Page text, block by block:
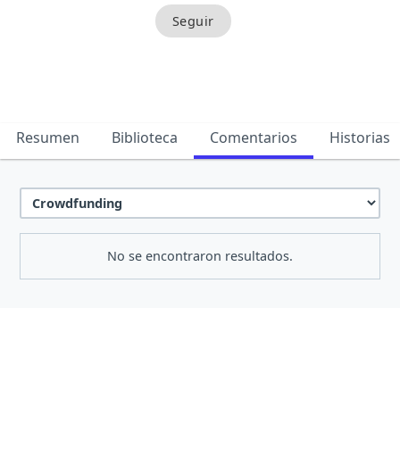
Resumen Biblioteca Comentarios Historias
No se encontraron resultados.